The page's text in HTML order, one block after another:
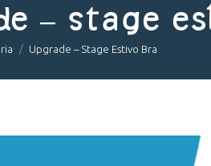
– Stage
Upgrade – Stage Estivo Bra